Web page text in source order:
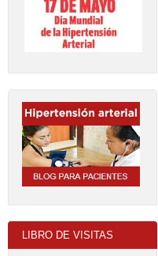
LIBRO DE VISITAS